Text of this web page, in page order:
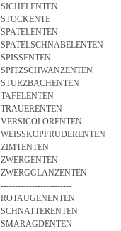
SICHELENTEN
STOCKENTE
SPATELENTEN
SPATELSCHNABELENTEN
SPISSENTEN
SPITZSCHWANZENTEN
STURZBACHENTEN
TAFELENTEN
TRAUERENTEN
VERSICOLORENTEN
WEISSKOPFRUDERENTEN
ZIMTENTEN
ZWERGENTEN
ZWERGGLANZENTEN
-------------------------
ROTAUGENENTEN
SCHNATTERENTEN
SMARAGDENTEN